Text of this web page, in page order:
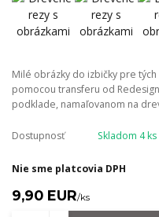
Milé obrázky do izbičky pre
pomocou transferu od
podklade, namaľovanom na
Dostupnosť Skladom 4 ks
Nie sme platcovia DPH
9,90 EUR/ks